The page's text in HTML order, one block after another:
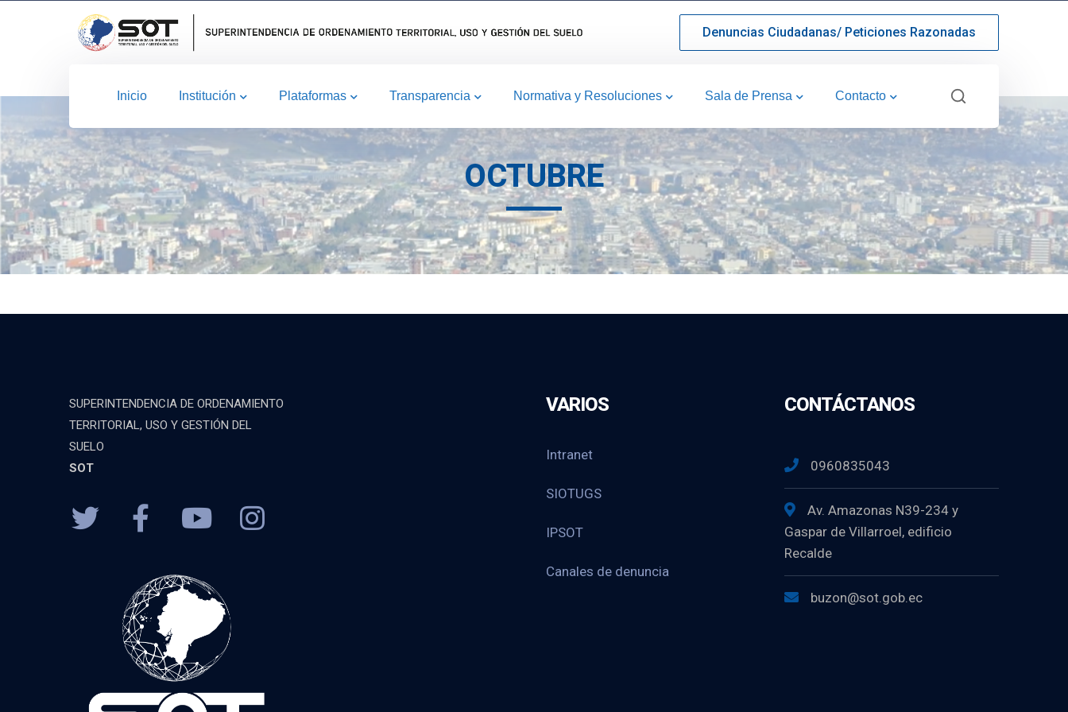
Denuncias Ciudadanas/ Peticiones Razonadas
Inicio Institución Plataformas Transparencia Normativa y Resoluciones Sala de Prensa Contacto
OCTUBRE
SUPERINTENDENCIA DE ORDENAMIENTO
TERRITORIAL, USO Y GESTIÓN DEL
SUELO
SOT
VARIOS
Intranet
SIOTUGS
IPSOT
Canales de denuncia
CONTÁCTANOS
0960835043
Av. Amazonas N39-234 y
Gaspar de Villarroel, edificio
Recalde
buzon@sot.gob.ec